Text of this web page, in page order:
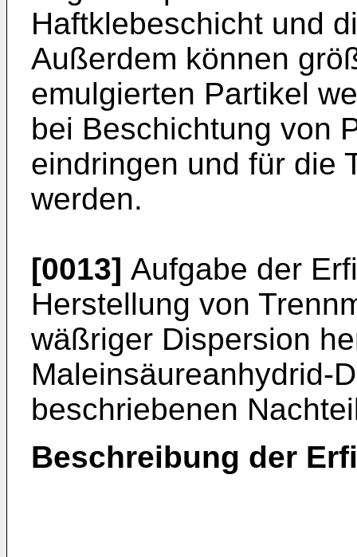
Haftklebeschicht und
Außerdem können
emulgierten Partikel
bei Beschichtung von
eindringen und für die
werden.
[0013] Aufgabe der
Herstellung von
wäßriger Dispersion
Maleinsäureanhydrid-
beschriebenen
Beschreibung der